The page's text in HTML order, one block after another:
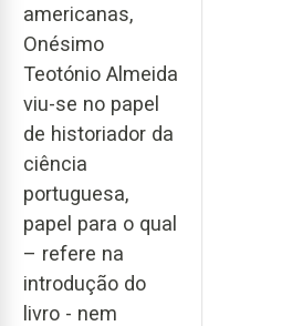
americanas,
Onésimo
Teotónio Almeida
viu-se no papel
de historiador da
ciência
portuguesa,
papel para o qual
– refere na
introdução do
livro - nem